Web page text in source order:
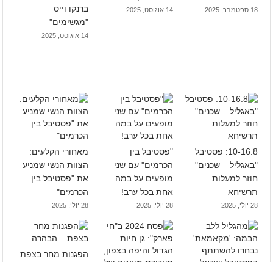
18 ספטמבר, 2025 14 אוגוסט, 2025
ברנקו וייס
"מגשימים"
14 אוגוסט, 2025
10-16.8: פסטיבל
"באגליל – שכנים"
חוזר למעלות
תרשיחא
28 יולי, 2025
"פסטיבל בין
הכרמים" עם שני
מופעים על במה
אחת בכל ערב!
28 יולי, 2025
מאחורי הקלעים:
הצוות הנשי שמניע
את "פסטיבל בין
הכרמים"
28 יולי, 2025
הפגנות מחר בצפת